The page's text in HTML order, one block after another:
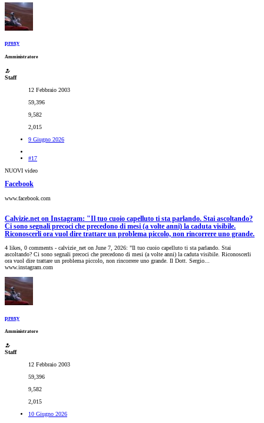
proxy
Amministratore
Staff
12 Febbraio 2003
59,396
9,582
2,015
9 Giugno 2026
#17
NUOVI video
Facebook
www.facebook.com
Calvizie.net on Instagram: "Il tuo cuoio capelluto ti sta parlando. Stai ascoltando?
Ci sono segnali precoci che precedono di mesi (a volte anni) la caduta visibile.
Riconoscerli ora vuol dire trattare un problema piccolo, non rincorrere uno grande.
4 likes, 0 comments - calvizie_net on June 7, 2026: "Il tuo cuoio capelluto ti sta parlando. Stai
ascoltando? Ci sono segnali precoci che precedono di mesi (a volte anni) la caduta visibile. Riconoscerli
ora vuol dire trattare un problema piccolo, non rincorrere uno grande. Il Dott. Sergio...
www.instagram.com
proxy
Amministratore
Staff
12 Febbraio 2003
59,396
9,582
2,015
10 Giugno 2026